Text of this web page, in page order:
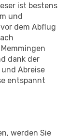
ist bestens
und
dem Abflug
dank der
Abreise
entspannt
werden Sie